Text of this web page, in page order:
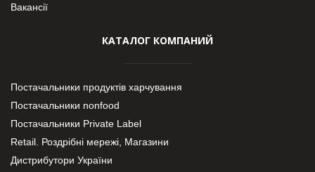
Вакансії
КАТАЛОГ КОМПАНИЙ
Постачальники продуктів харчування
Постачальники nonfood
Постачальники Private Label
Retail. Роздрібні мережі, Магазини
Дистрибутори України